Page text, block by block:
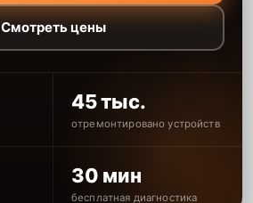
Смотреть цены
45 тыс.
отремонтировано устройств
30 мин
бесплатная диагностика